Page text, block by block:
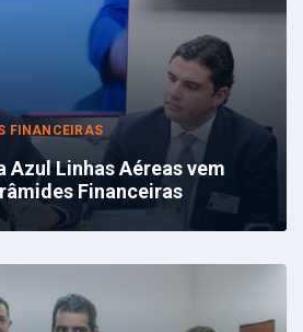
FINANCEIRAS
Azul Linhas Aéreas vem
Financeiras